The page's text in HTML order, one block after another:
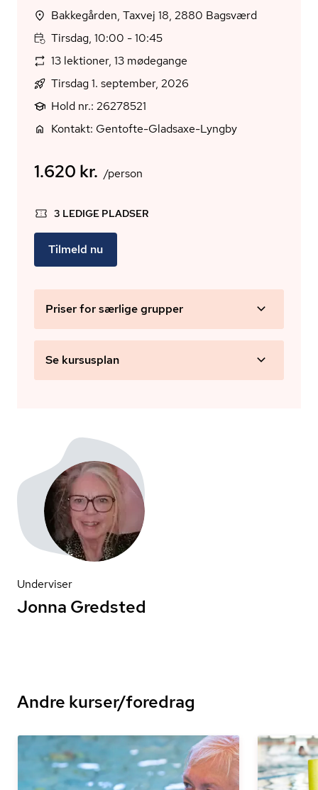
Bakkegården, Taxvej 18, 2880 Bagsværd
Tirsdag, 10:00 - 10:45
13 lektioner, 13 mødegange
Tirsdag 1. september, 2026
Hold nr.: 26278521
Kontakt: Gentofte-Gladsaxe-Lyngby
1.620 kr. /person
3 LEDIGE PLADSER
Tilmeld nu
Priser for særlige grupper
Se kursusplan
Underviser
Jonna Gredsted
Andre kurser/foredrag